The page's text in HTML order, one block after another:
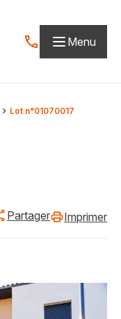
Contactez-nous
Menu
Lot n°01070017
Partager Imprimer